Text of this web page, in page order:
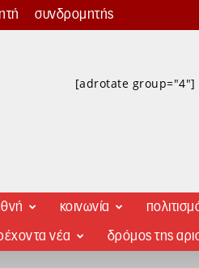
συνδρομητής
[adrotate group="4"]
κοινωνία
νέα δρόμος της